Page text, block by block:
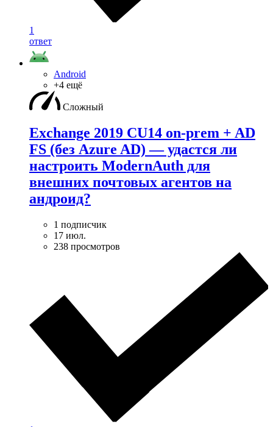
1
ответ
Android
+4 ещё
Сложный
Exchange 2019 CU14 on-prem + AD
FS (без Azure AD) — удаcтся ли
настроить ModernAuth для
внешних почтовых агентов на
андроид?
1 подписчик
17 июл.
238 просмотров